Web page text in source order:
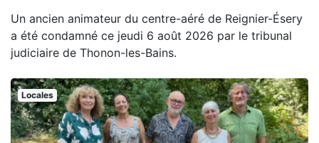
Un ancien animateur du centre-aéré de Reignier-Ésery
a été condamné ce jeudi 6 août 2026 par le tribunal
judiciaire de Thonon-les-Bains.
Locales